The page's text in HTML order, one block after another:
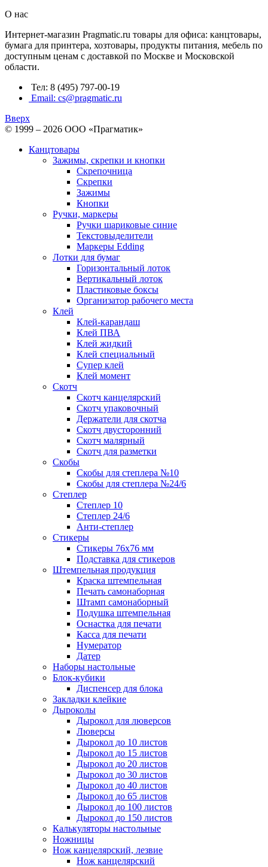
О нас
Интернет-магазин Pragmatic.ru товары для офиса: канцтовары,
бумага для принтера, хозтовары, продукты питания, мебель по
доступным ценам с доставкой по Москве и Московской
области.
Тел: 8 (495) 797-00-19
Email: cs@pragmatic.ru
Вверх
© 1999 – 2026 ООО «Прагматик»
Канцтовары
Зажимы, скрепки и кнопки
Скрепочница
Скрепки
Зажимы
Кнопки
Ручки, маркеры
Ручки шариковые синие
Текстовыделители
Маркеры Edding
Лотки для бумаг
Горизонтальный лоток
Вертикальный лоток
Пластиковые боксы
Организатор рабочего места
Клей
Клей-карандаш
Клей ПВА
Клей жидкий
Клей специальный
Супер клей
Клей момент
Скотч
Скотч канцелярский
Скотч упаковочный
Держатели для скотча
Скотч двусторонний
Скотч малярный
Скотч для разметки
Скобы
Скобы для степлера №10
Скобы для степлера №24/6
Степлер
Степлер 10
Степлер 24/6
Анти-степлер
Стикеры
Стикеры 76x76 мм
Подставка для стикеров
Штемпельная продукция
Краска штемпельная
Печать самонаборная
Штамп самонаборный
Подушка штемпельная
Оснастка для печати
Касса для печати
Нумератор
Датер
Наборы настольные
Блок-кубики
Диспенсер для блока
Закладки клейкие
Дыроколы
Дырокол для люверсов
Люверсы
Дырокол до 10 листов
Дырокол до 15 листов
Дырокол до 20 листов
Дырокол до 30 листов
Дырокол до 40 листов
Дырокол до 65 листов
Дырокол до 100 листов
Дырокол до 150 листов
Калькуляторы настольные
Ножницы
Нож канцелярский, лезвие
Нож канцелярский